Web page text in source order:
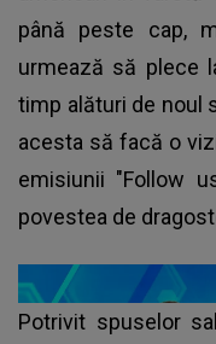
până peste cap,
urmează să plece
timp alături de noul
acesta să facă o
emisiunii "Follow
povestea de
Potrivit spuselor